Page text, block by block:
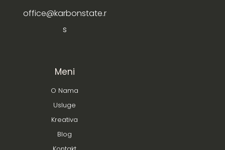
office@karbonstate.r
s
Meni
O Nama
Usluge
Kreativa
Blog